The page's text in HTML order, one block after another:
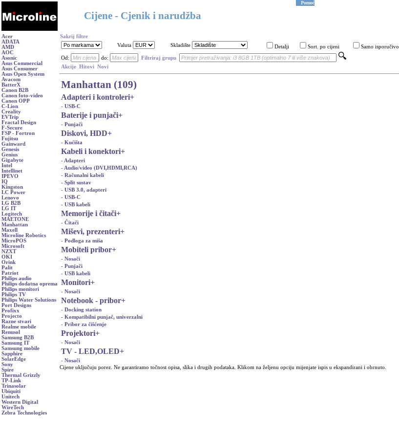
Cijene - Cjenik i narudžba
Pomoć
Acer
ADATA
AMD
AOC
Asonic
Asus Commercial
Asus Consumer
Asus Open System
Avacom
BatterX
Canon B2B
Canon foto-video
Canon OPP
C-Lion
Creality
EVTrip
Fractal Design
F-Secure
FSP - Fortron
Fujitsu
Gainward
Genesis
Genius
Gigabyte
Intel
Intellinet
IPEVO
IQ
Kingston
LC Power
Lenovo
LG B2B
LG IT
Logitech
MAETONE
Manhattan
Maxell
Microline Robotics
MicroPOS
Microsoft
NZXT
OKI
Orink
Palit
Patriot
Philips audio
Philips dodatna oprema
Philips monitori
Philips TV
Philips Water Solutions
Port Designs
Profixx
Projecto
Razne stvari
Realme mobile
Renusol
Samsung B2B
Samsung IT
Samsung mobile
Sapphire
SolarEdge
Sony
Spire
Thermal Grizzly
TP-Link
Trinasolar
Ubiquiti
Unitech
Western Digital
WireTech
Zebra Technologies
Sakrij filtre
Valuta
Skladište Detalji Sort. po cijeni Samo isporučivo
Od: do:
Filtriraj grupu
Akcije Hitovi Novi
Manhattan (109)
Adapteri i kontroleri+
- USB-C
Baterije i punjači+
- Punjači
Diskovi, HDD+
- Kućišta
Kabeli i konektori+
- Adapteri
- Audio/video (DVI,HDMI,RCA)
- Računalni kabeli
- Split sustav
- USB 3.0, adapteri
- USB-C
- USB kabeli
Memorije i čitači+
- Čitači
Miševi, prezenteri+
- Podloga za miša
Mobiteli pribor+
- Nosači
- Punjači
- USB kabeli
Monitori+
- Nosači
Notebook - pribor+
- Docking station
- Kompatibilni punjač, univerzalni
- Pribor za čišćenje
Projektori+
- Nosači
TV - LED,OLED+
- Nosači
Cijene uključuju porez. Ne garantiramo točnost opisa, slika i drugih podataka. Klikom na željenu opciju mijenjate ispis u ekspandirani i obrnuto.